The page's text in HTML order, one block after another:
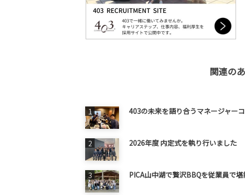
関連の
403の未来を語り合うマネージャー
2026年度 内定式を執り行いました
PICA山中湖で贅沢BBQを従業員で堪